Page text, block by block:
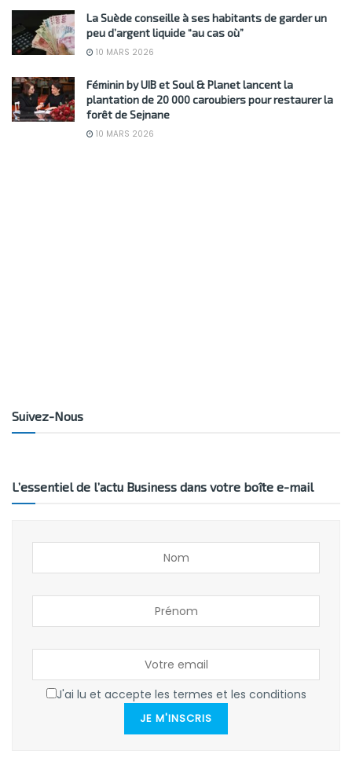
La Suède conseille à ses habitants de garder un
peu d’argent liquide “au cas où”
10 MARS 2026
Féminin by UIB et Soul & Planet lancent la
plantation de 20 000 caroubiers pour restaurer la
forêt de Sejnane
10 MARS 2026
Suivez-Nous
L’essentiel de l’actu Business dans votre boîte e-mail
J'ai lu et accepte les termes et les conditions
JE M'INSCRIS